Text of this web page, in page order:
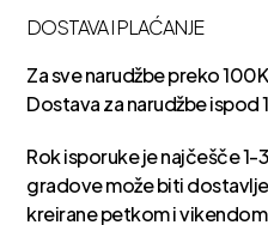
DOSTAVA I PLAĆANJE
Za sve narudžbe preko
Dostava za narudžbe ispod
Rok isporuke je najčešče 1-
gradove može biti
kreirane petkom i